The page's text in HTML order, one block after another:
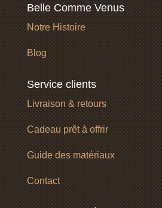
Belle Comme Venus
Notre Histoire
Blog
Service clients
Livraison & retours
Cadeau prêt à offrir
Guide des matériaux
Contact